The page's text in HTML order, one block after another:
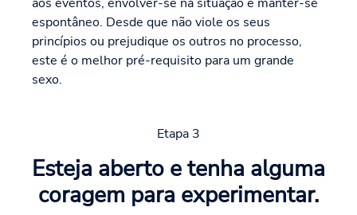
espontâneo. Desde que não viole os seus
princípios ou prejudique os outros no processo,
este é o melhor pré-requisito para um grande
sexo.
Etapa 3
Esteja aberto e tenha alguma
coragem para experimentar.